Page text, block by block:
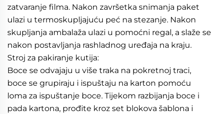
zatvaranje filma. Nakon završetka snimanja paket
ulazi u termoskupljajuću peć na stezanje. Nakon
skupljanja ambalaža ulazi u pomoćni regal, a slaže se
nakon postavljanja rashladnog uređaja na kraju.
Stroj za pakiranje kutija:
Boce se odvajaju u više traka na pokretnoj traci,
boce se grupiraju i ispuštaju na karton pomoću
loma za ispuštanje boce. Tijekom razbijanja boce i
pada kartona, prođite kroz set blokova šablona i